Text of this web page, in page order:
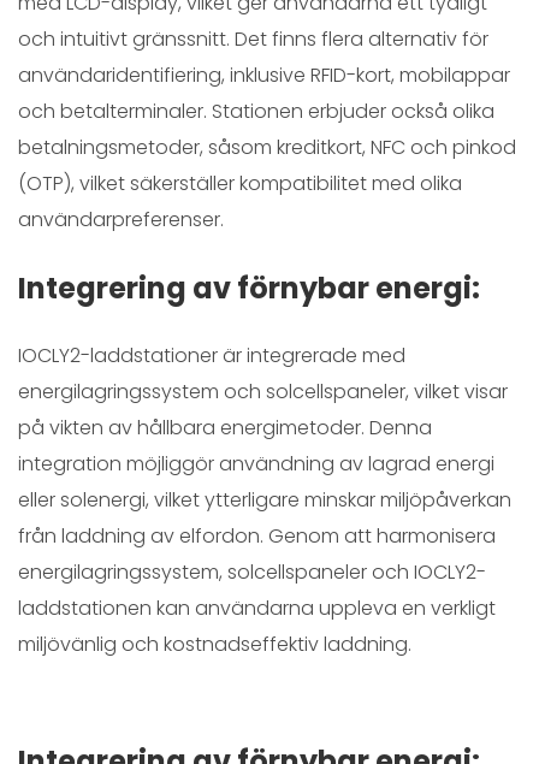
och intuitivt gränssnitt. Det finns flera alternativ för
användaridentifiering, inklusive RFID-kort, mobilappar
och betalterminaler. Stationen erbjuder också olika
betalningsmetoder, såsom kreditkort, NFC och pinkod
(OTP), vilket säkerställer kompatibilitet med olika
användarpreferenser.
Integrering av förnybar energi:
IOCLY2-laddstationer är integrerade med
energilagringssystem och solcellspaneler, vilket visar
på vikten av hållbara energimetoder. Denna
integration möjliggör användning av lagrad energi
eller solenergi, vilket ytterligare minskar miljöpåverkan
från laddning av elfordon. Genom att harmonisera
energilagringssystem, solcellspaneler och IOCLY2-
laddstationen kan användarna uppleva en verkligt
miljövänlig och kostnadseffektiv laddning.